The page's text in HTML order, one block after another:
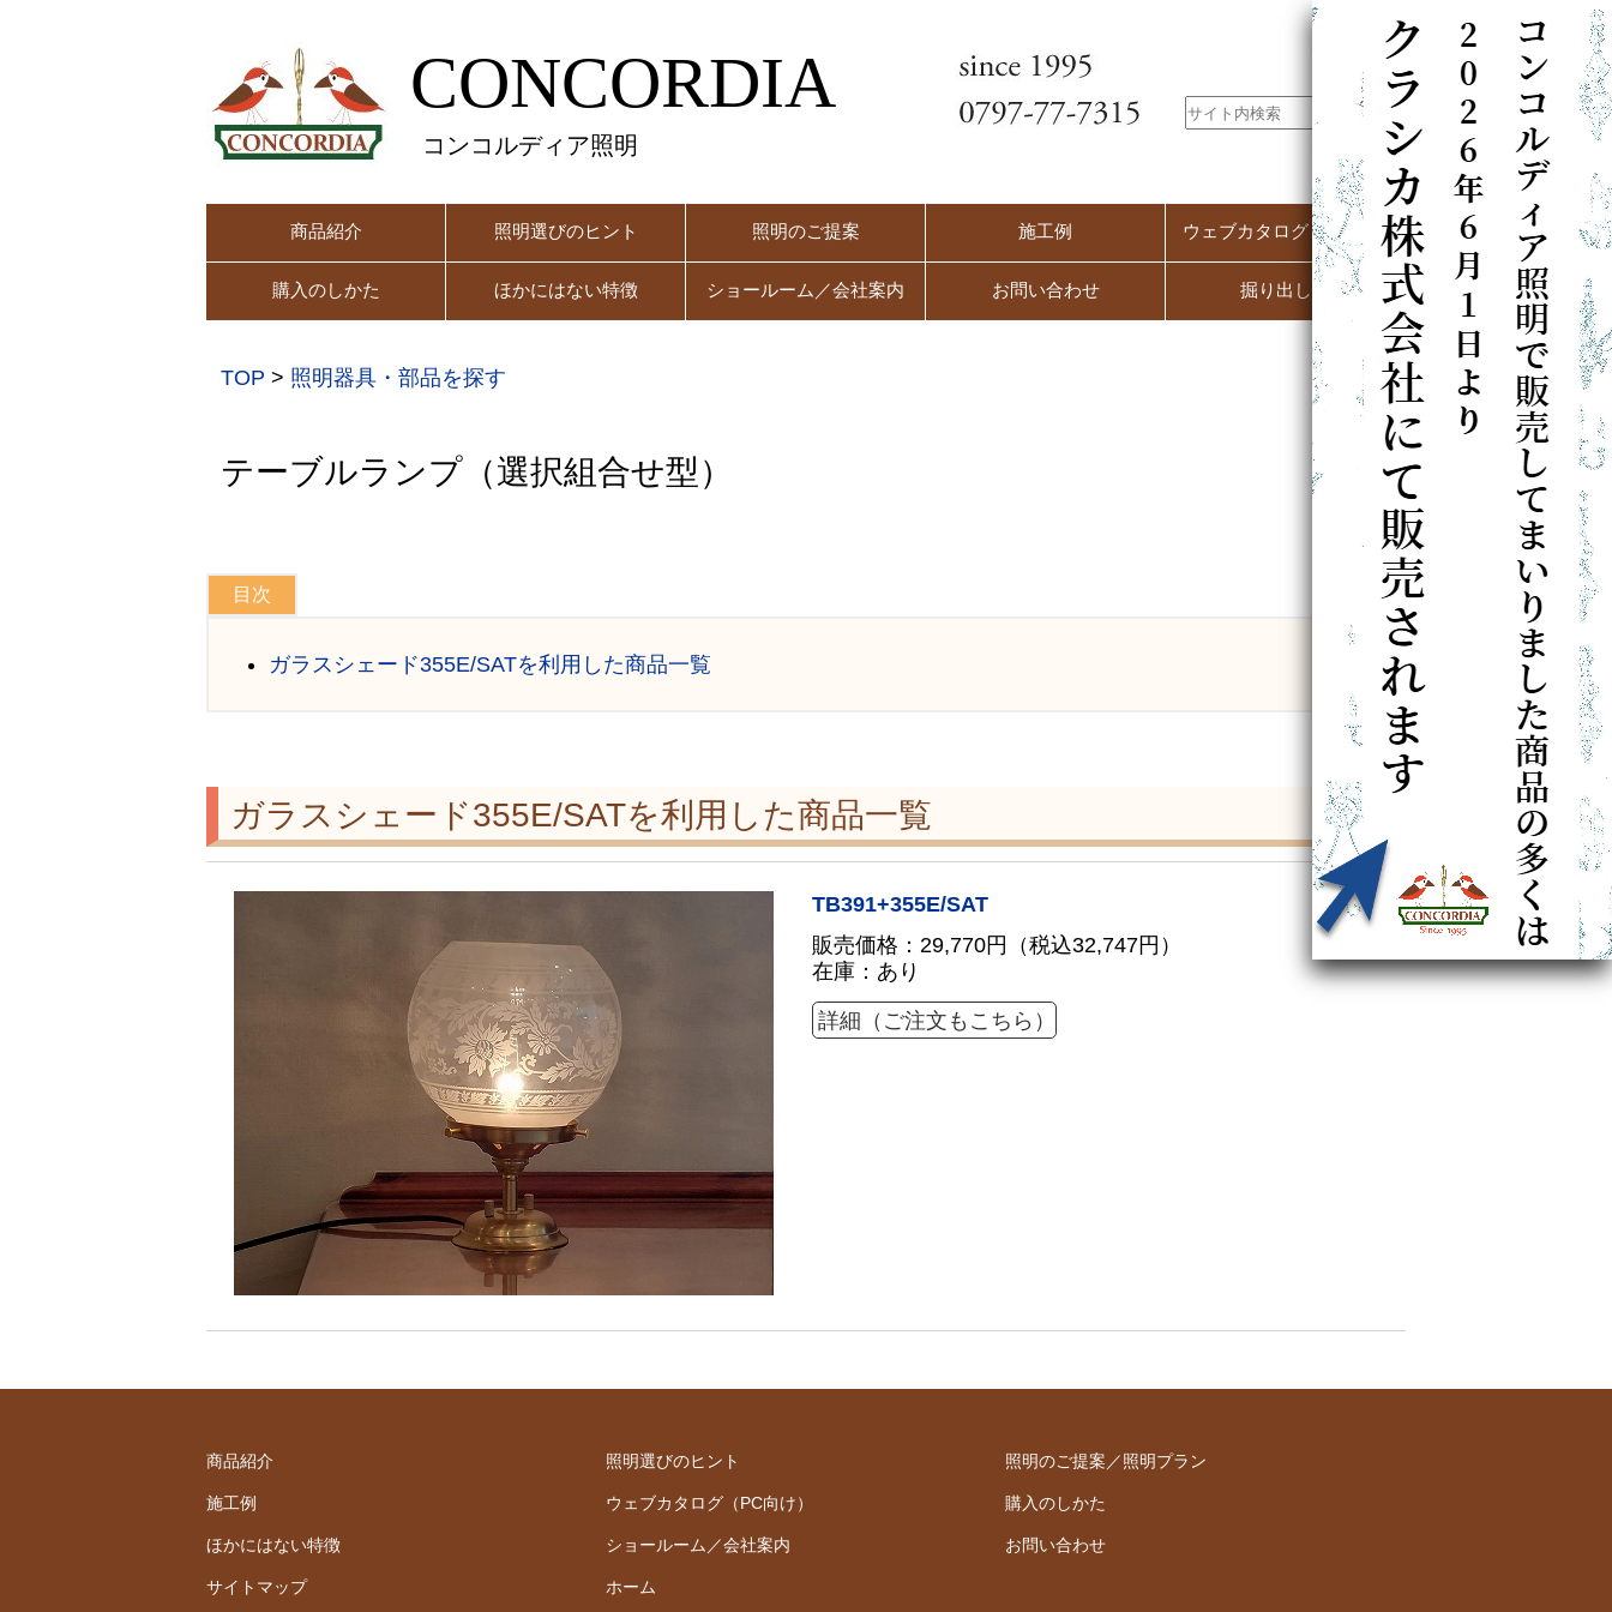
CONCORDIA
コンコルディア照明
商品紹介 照明選びのヒント 照明のご提案 施工例 ウェブカタログ（PC用）
購入のしかた ほかにはない特徴 ショールーム／会社案内 お問い合わせ 掘り出し市
TOP > 照明器具・部品を探す
テーブルランプ（選択組合せ型）
ガラスシェード355E/SATを利用した商品一覧
ガラスシェード355E/SATを利用した商品一覧
TB391+355E/SAT
販売価格：29,770円
（税込32,747円）
在庫：あり
詳細（ご注文もこちら）
商品紹介 照明選びのヒント 照明のご提案／照明プラン
施工例 ウェブカタログ（PC向け） 購入のしかた
ほかにはない特徴 ショールーム／会社案内 お問い合わせ
サイトマップ ホーム